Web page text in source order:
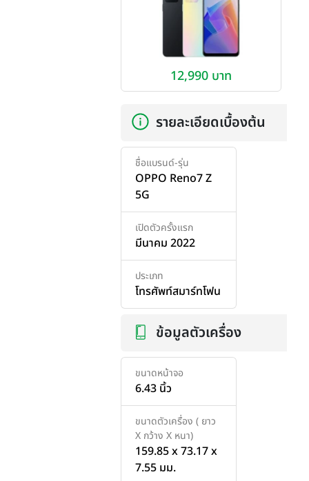
12,990 บาท
รายละเอียดเบื้องต้น
ชื่อแบรนด์-รุ่น
OPPO Reno7 Z
5G
เปิดตัวครั้งแรก
มีนาคม 2022
ประเภท
โทรศัพท์สมาร์ทโฟน
ข้อมูลตัวเครื่อง
ขนาดหน้าจอ
6.43 นิ้ว
ขนาดตัวเครื่อง ( ยาว
X กว้าง X หนา)
159.85 x 73.17 x
7.55 มม.